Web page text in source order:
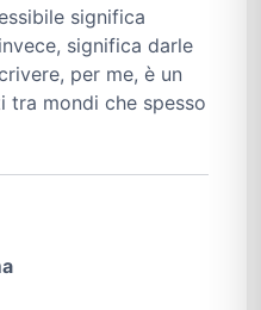
significa
significa darle
per me, è un
tra mondi che spesso